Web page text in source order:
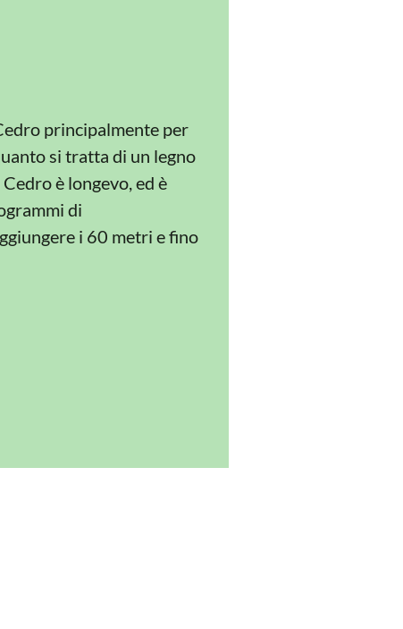
principalmente per
si tratta di un legno
è longevo, ed è
di
i 60 metri e fino